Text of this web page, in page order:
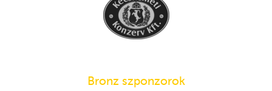
Bronz szponzorok